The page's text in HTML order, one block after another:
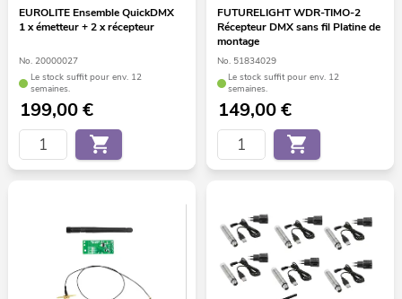
EUROLITE Ensemble QuickDMX
1 x émetteur + 2 x récepteur
No. 20000027
Le stock suffit pour env. 12
semaines.
199,00€
FUTURELIGHT WDR-TIMO-2
Récepteur DMX sans fil Platine de
montage
No. 51834029
Le stock suffit pour env. 12
semaines.
149,00€